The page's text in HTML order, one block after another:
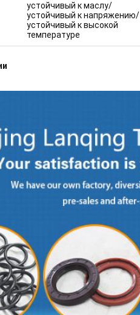
устойчивый к маслу/
устойчивый к напряжению/
устойчивый к высокой
температуре